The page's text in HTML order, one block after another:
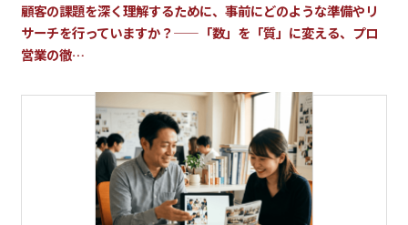
顧客の課題を深く理解するために、事前にどのような準備やリ
サーチを行っていますか？——「数」を「質」に変える、プロ
営業の徹…